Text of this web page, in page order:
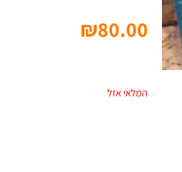
₪80.00
המלאי אזל